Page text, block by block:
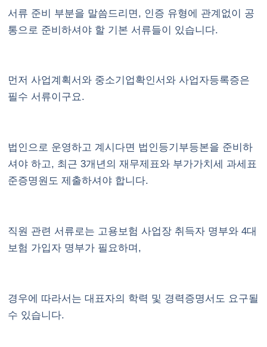
서류 준비 부분을 말씀드리면, 인증 유형에 관계없이 공
통으로 준비하셔야 할 기본 서류들이 있습니다.
먼저 사업계획서와 중소기업확인서와 사업자등록증은
필수 서류이구요.
법인으로 운영하고 계시다면 법인등기부등본을 준비하
셔야 하고, 최근 3개년의 재무제표와 부가가치세 과세표
준증명원도 제출하셔야 합니다.
직원 관련 서류로는 고용보험 사업장 취득자 명부와 4대
보험 가입자 명부가 필요하며,
경우에 따라서는 대표자의 학력 및 경력증명서도 요구될
수 있습니다.